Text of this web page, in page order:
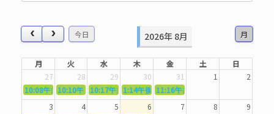
今日 月
2026年 8月
月 火 水 木 金 土
日
27
28 29 30 31 1
2
10:08午前
5362．～国語力を〜
10:10午前5363．～自信を〜
10:17午前 5364．～信じて待つ〜
1:14午後 5365．～計画的に〜
11:16午前
3
4 5 6 7 8
9